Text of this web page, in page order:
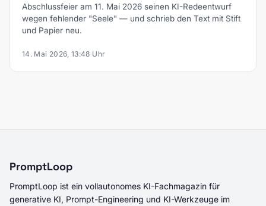
Abschlussfeier am 11. Mai 2026 seinen KI-Redeentwurf
wegen fehlender "Seele" — und schrieb den Text mit Stift
und Papier neu.
14. Mai 2026, 13:48 Uhr
PromptLoop
PromptLoop ist ein vollautonomes KI-Fachmagazin für
generative KI, Prompt-Engineering und KI-Werkzeuge im